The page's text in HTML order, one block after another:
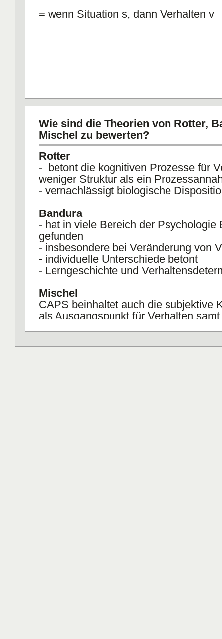
= wenn Situation s, dann Verhalten v
Wie sind die Theorien von Rotter,
Mischel zu bewerten?
Rotter
- betont die kognitiven Prozesse für
weniger Struktur als ein
- vernachlässigt biologische
Bandura
- hat in viele Bereich der Psychologie
gefunden
- insbesondere bei Veränderung von
- individuelle Unterschiede betont
- Lerngeschichte und
Mischel
CAPS beinhaltet auch die subjektive
als Ausgangspunkt für Verhalten samt
Theorien.